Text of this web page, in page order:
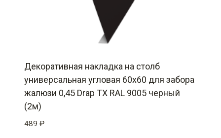
Декоративная накладка на столб
универсальная угловая 60х60 для забора
жалюзи 0,45 Drap TX RAL 9005 черный
(2м)
489 ₽